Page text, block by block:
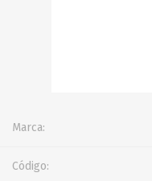
Marca:
Código: